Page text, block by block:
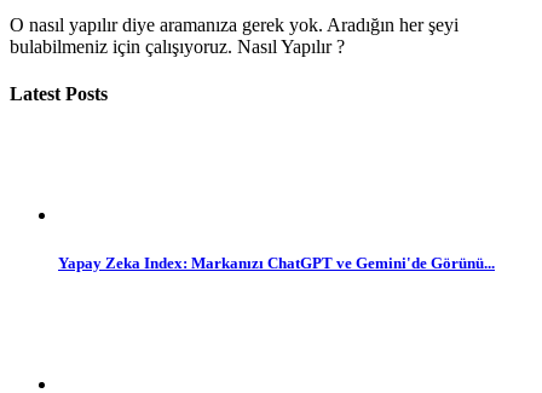
O nasıl yapılır diye aramanıza gerek yok. Aradığın her şeyi
bulabilmeniz için çalışıyoruz. Nasıl Yapılır ?
Latest Posts
Yapay Zeka Index: Markanızı ChatGPT ve Gemini'de Görünü...